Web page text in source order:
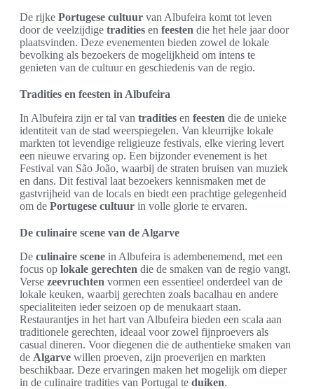
De rijke Portugese cultuur van Albufeira komt tot leven
door de veelzijdige tradities en feesten die het hele jaar door
plaatsvinden. Deze evenementen bieden zowel de lokale
bevolking als bezoekers de mogelijkheid om intens te
genieten van de cultuur en geschiedenis van de regio.
Tradities en feesten in Albufeira
In Albufeira zijn er tal van tradities en feesten die de unieke
identiteit van de stad weerspiegelen. Van kleurrijke lokale
markten tot levendige religieuze festivals, elke viering levert
een nieuwe ervaring op. Een bijzonder evenement is het
Festival van São João, waarbij de straten bruisen van muziek
en dans. Dit festival laat bezoekers kennismaken met de
gastvrijheid van de locals en biedt een prachtige gelegenheid
om de Portugese cultuur in volle glorie te ervaren.
De culinaire scene van de Algarve
De culinaire scene in Albufeira is adembenemend, met een
focus op lokale gerechten die de smaken van de regio vangt.
Verse zeevruchten vormen een essentieel onderdeel van de
lokale keuken, waarbij gerechten zoals bacalhau en andere
specialiteiten ieder seizoen op de menukaart staan.
Restaurantjes in het hart van Albufeira bieden een scala aan
traditionele gerechten, ideaal voor zowel fijnproevers als
casual dineren. Voor diegenen die de authentieke smaken van
de Algarve willen proeven, zijn proeverijen en markten
beschikbaar. Deze ervaringen maken het mogelijk om dieper
in de culinaire tradities van Portugal te duiken.